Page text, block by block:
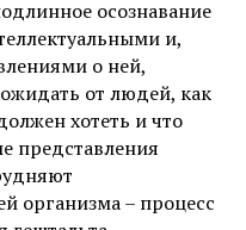
осознавание
и,
о ней,
от людей, как
хотеть и что
представления
организма – процесс